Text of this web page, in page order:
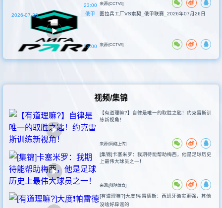
23:00 来源:[CCTV5]
俄甲
23:00
2026-07-26 图拉兵工厂VS索契_俄甲联赛_2026年07月26日
来源:[CCTV5]
视频/集锦
【有道理嘛?】自律是唯一的取胜之匙！约克雷斯训
练新视角！
来源:[网络上传]
[集锦]卡塞米罗：我期待能帮助梅西，他是足球历史
上最伟大球员之一！
来源:[咪咕体育]
[有道理嘛?]大度❗️帕雷德斯：西班牙确实更强，其他
没啥好辟谣的